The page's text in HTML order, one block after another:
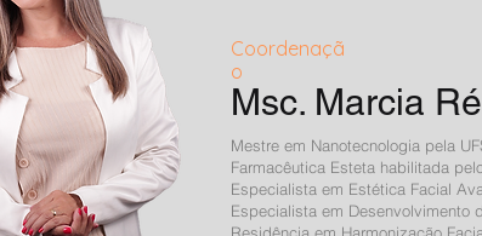
Coordenaçã
o
Msc. Marcia
Mestre em Nanotecnologia pela
Farmacêutica Esteta habilitada
Especialista em Estética Facial
Especialista em Desenvolvimento